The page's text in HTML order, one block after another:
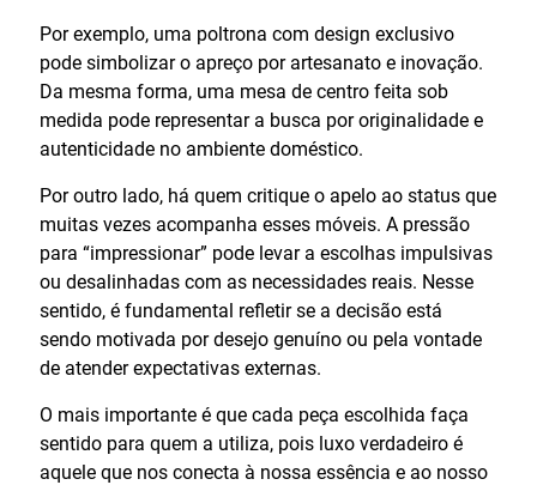
Por exemplo, uma poltrona com design exclusivo
pode simbolizar o apreço por artesanato e inovação.
Da mesma forma, uma mesa de centro feita sob
medida pode representar a busca por originalidade e
autenticidade no ambiente doméstico.
Por outro lado, há quem critique o apelo ao status que
muitas vezes acompanha esses móveis. A pressão
para “impressionar” pode levar a escolhas impulsivas
ou desalinhadas com as necessidades reais. Nesse
sentido, é fundamental refletir se a decisão está
sendo motivada por desejo genuíno ou pela vontade
de atender expectativas externas.
O mais importante é que cada peça escolhida faça
sentido para quem a utiliza, pois luxo verdadeiro é
aquele que nos conecta à nossa essência e ao nosso